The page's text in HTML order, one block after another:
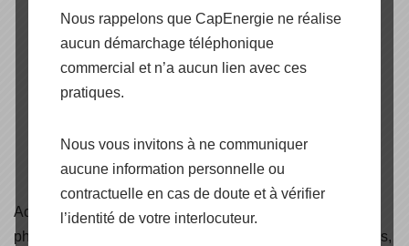
Accédez auxcertificatsde nos produits panneaux
photovoltaïques, onduleurs, structures de pose et fixations,
Nous rappelons que CapEnergie ne réalise
aucun démarchage téléphonique
commercial et n’a aucun lien avec ces
pratiques.
Nous vous invitons à ne communiquer
aucune information personnelle ou
contractuelle en cas de doute et à vérifier
l’identité de votre interlocuteur.